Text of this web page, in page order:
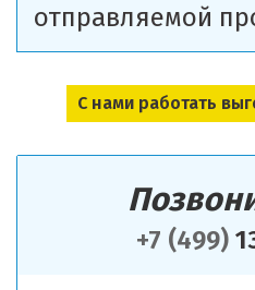
+7 (499)
отправляемой
С нами работать